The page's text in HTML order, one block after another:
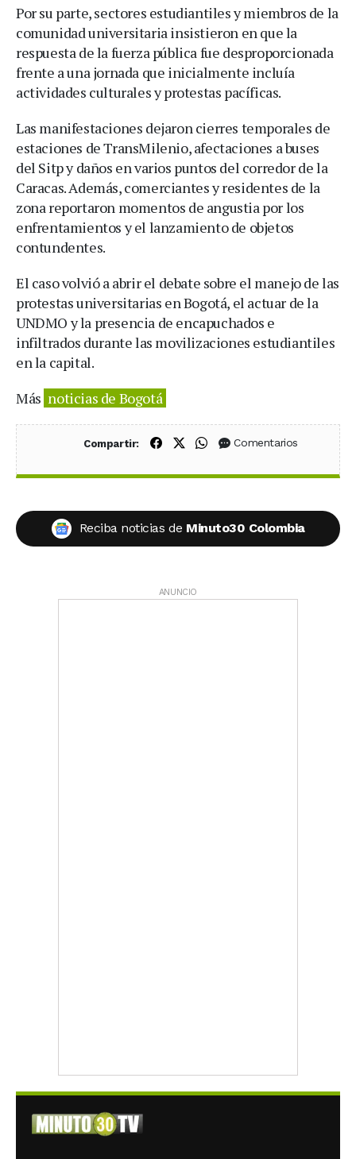
Por su parte, sectores estudiantiles y miembros de la
comunidad universitaria insistieron en que la
respuesta de la fuerza pública fue desproporcionada
frente a una jornada que inicialmente incluía
actividades culturales y protestas pacíficas.
Las manifestaciones dejaron cierres temporales de
estaciones de TransMilenio, afectaciones a buses
del Sitp y daños en varios puntos del corredor de la
Caracas. Además, comerciantes y residentes de la
zona reportaron momentos de angustia por los
enfrentamientos y el lanzamiento de objetos
contundentes.
El caso volvió a abrir el debate sobre el manejo de las
protestas universitarias en Bogotá, el actuar de la
UNDMO y la presencia de encapuchados e
infiltrados durante las movilizaciones estudiantiles
en la capital.
Más noticias de Bogotá
Compartir: Compartir en Facebook
Compartir en X (Twitter)
Compartir en WhatsApp
Comentarios
Reciba noticias de Minuto30 Colombia
ANUNCIO